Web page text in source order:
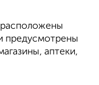
предусмотрены
аптеки,